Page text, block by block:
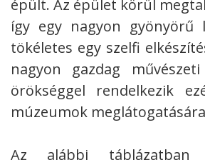
épült. Az épület körül
így egy nagyon gyönyörű
tökéletes egy szelfi
nagyon gazdag
örökséggel rendelkezik
múzeumok
Az alábbi táblázatban